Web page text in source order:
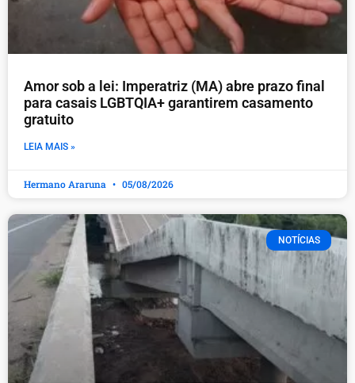
Amor sob a lei: Imperatriz (MA) abre prazo final
para casais LGBTQIA+ garantirem casamento
gratuito
LEIA MAIS »
Hermano Araruna 05/08/2026
NOTÍCIAS